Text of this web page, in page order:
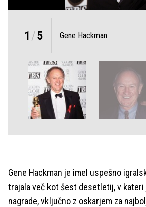
1 /5 Gene Hackman
Gene Hackman je imel uspešno
trajala več kot šest desetletij, v
nagrade, vključno z oskarjem za